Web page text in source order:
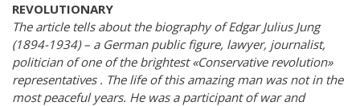
REVOLUTIONARY
The article tells about the biography of Edgar Julius Jung
(1894-1934) – a German public figure, lawyer, journalist,
politician of one of the brightest «Conservative revolution»
representatives . The life of this amazing man was not in the
most peaceful years. He was a participant of war and